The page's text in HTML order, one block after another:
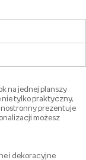
na jednej planszy
tylko praktyczny,
prezentuje
możesz
i dekoracyjne